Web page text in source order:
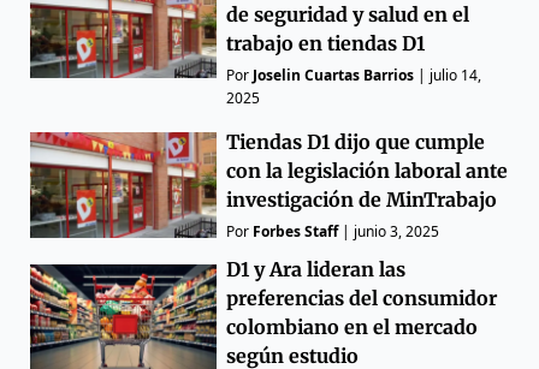
de seguridad y salud en el
trabajo en tiendas D1
Por Joselin Cuartas Barrios | julio 14,
2025
Tiendas D1 dijo que cumple
con la legislación laboral ante
investigación de MinTrabajo
Por Forbes Staff| junio 3, 2025
D1 y Ara lideran las
preferencias del consumidor
colombiano en el mercado
según estudio